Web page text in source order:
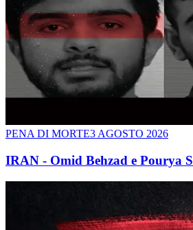
PENA DI MORTE3 AGOSTO 2026
IRAN - Omid Behzad e Pourya